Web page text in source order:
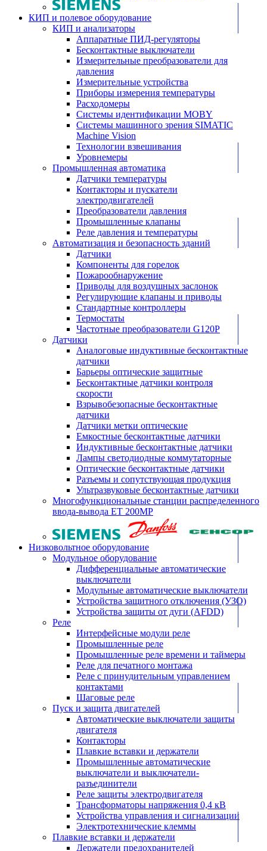
КИП и полевое оборудование
КИП и анализаторы
Аппаратные ПИД-регуляторы
Бесконтактные выключатели
Измерительные преобразователи для
давления
Измерительные устройства
Приборы измерения температуры
Расходомеры
Системы идентификации MOBY
Системы машинного зрения SIMATIC
Machine Vision
Технологии взвешивания
Уровнемеры
Промышленная автоматика
Датчики температуры
Контакторы и пускатели
электродвигателей
Преобразователи давления
Промышленные клапаны
Реле давления и температуры
Автоматизация и безопасность зданий
Датчики
Компоненты для горелок
Пожарообнаружение
Приводы для воздушных заслонок
Регулирующие клапаны и приводы
Стандартные контроллеры
Термостаты
Частотные преобразователи G120P
Датчики
Аналоговые индуктивные бесконтактные
датчики
Барьеры оптические защитные
Бесконтактные датчики контроля
скорости
Взрывобезопасные бесконтактные
датчики
Датчики метки оптические
Емкостные бесконтактные датчики
Индуктивные бесконтактные датчики
Лампы светодиодные коммутаторные
Оптические бесконтактные датчики
Разъемы и сопутствующая продукция
Ультразвуковые бесконтактные датчики
Многофункциональные станции распределенного
ввода-вывода ET 200MP
Низковольтное оборудование
Модульное оборудование
Дифференциальные автоматические
выключатели
Модульные автоматические выключатели
Устройства защитного отключения (УЗО)
Устройства защиты от дуги (AFDD)
Реле
Интерфейсные модули реле
Промышленные реле
Промышленные реле времени и таймеры
Реле для печатного монтажа
Реле с принудительным управлением
контактами
Шаговые реле
Пуск и защита двигателей
Автоматические выключатели защиты
двигателя
Контакторы
Плавкие вставки и держатели
Промышленные автоматические
выключатели и выключатели-
разъединители
Реле защиты электродвигателя
Трансформаторы напряжения 0,4 кВ
Устройства управления и сигнализации
Электротехнические клеммы
Плавкие вставки и держатели
Держатели предохранителей